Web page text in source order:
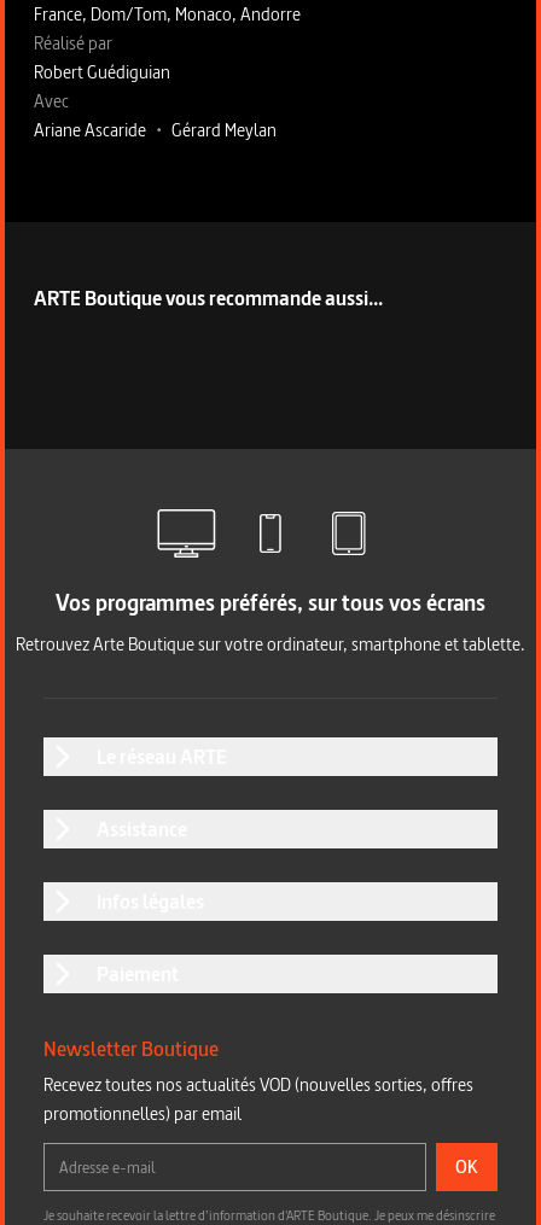
France, Dom/Tom, Monaco, Andorre
Fiche technique section droite
Réalisé par
Robert Guédiguian
Avec
Ariane Ascaride • Gérard Meylan
ARTE Boutique vous recommande aussi...
Vos programmes préférés, sur tous vos écrans
Retrouvez Arte Boutique sur votre ordinateur, smartphone et tablette.
Newsletter Boutique
Recevez toutes nos actualités VOD (nouvelles sorties, offres
promotionnelles) par email
OK
Je souhaite recevoir la lettre d’information d'ARTE Boutique. Je peux me désinscrire